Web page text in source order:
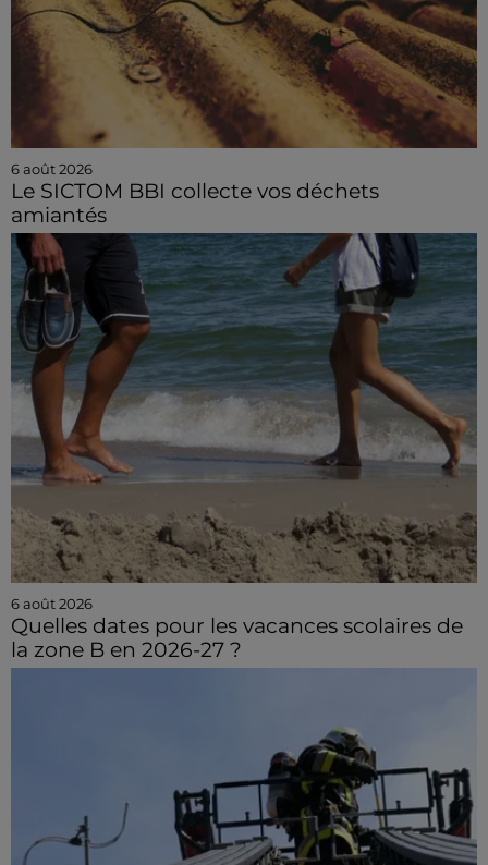
6 août 2026
Le SICTOM BBI collecte vos déchets
amiantés
6 août 2026
Quelles dates pour les vacances scolaires de
la zone B en 2026-27 ?